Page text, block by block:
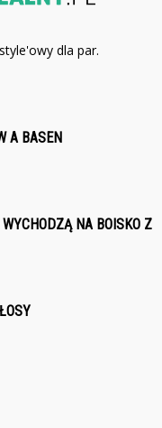
dla par.
A BASEN
NA BOISKO Z